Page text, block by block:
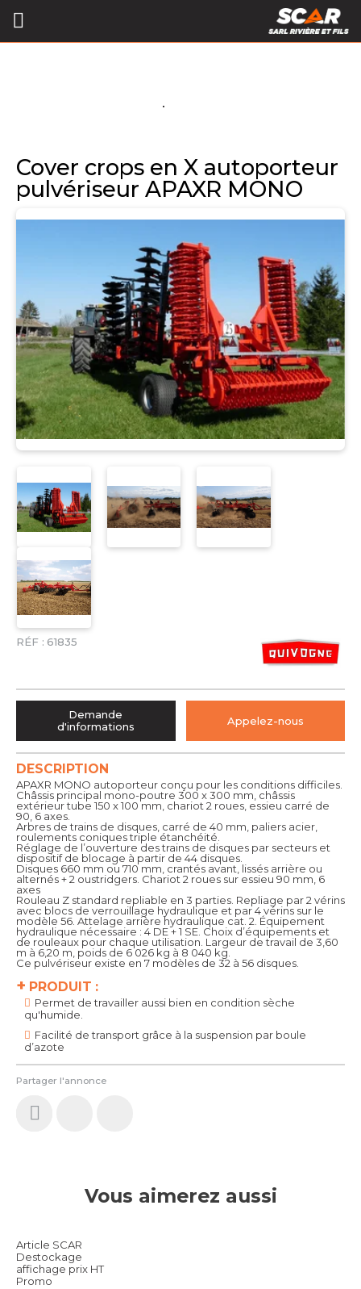
Cover crops en X autoporteur
pulvériseur APAXR MONO
RÉF : 61835
+ PRODUIT :
Permet de travailler aussi bien en condition sèche
qu'humide.
Facilité de transport grâce à la suspension par boule
d’azote
Partager l'annonce
DESCRIPTION
APAXR MONO autoporteur conçu pour les conditions difficiles.
Châssis principal mono-poutre 300 x 300 mm, châssis
extérieur tube 150 x 100 mm, chariot 2 roues, essieu carré de
90, 6 axes.
Arbres de trains de disques, carré de 40 mm, paliers acier,
roulements coniques triple étanchéité.
Réglage de l’ouverture des trains de disques par secteurs et
dispositif de blocage à partir de 44 disques.
Disques 660 mm ou 710 mm, crantés avant, lissés arrière ou
alternés + 2 oustridgers. Chariot 2 roues sur essieu 90 mm, 6
axes
Rouleau Z standard repliable en 3 parties. Repliage par 2 vérins
avec blocs de verrouillage hydraulique et par 4 vérins sur le
modèle 56. Attelage arrière hydraulique cat. 2. Équipement
hydraulique nécessaire : 4 DE + 1 SE. Choix d’équipements et
de rouleaux pour chaque utilisation. Largeur de travail de 3,60
m à 6,20 m, poids de 6 026 kg à 8 040 kg.
Ce pulvériseur existe en 7 modèles de 32 à 56 disques.
Demande
d'informations
Appelez-nous
Vous aimerez aussi
Article SCAR
Destockage
affichage prix HT
Promo